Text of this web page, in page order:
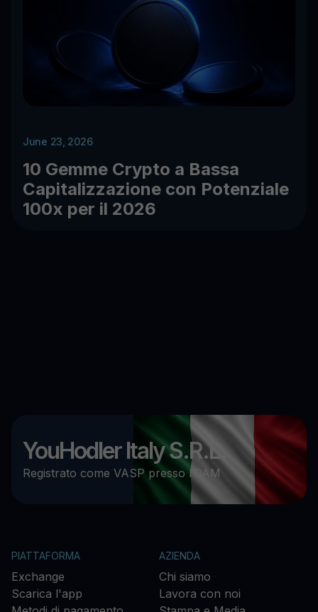
June 23, 2026
10 Gemme Crypto a Bassa
Capitalizzazione con Potenziale
100x per il 2026
YouHodler Italy S.R.L.
Registrato come VASP presso l’OAM
PIATTAFORMA
Exchange
Scarica l'app
AZIENDA
Chi siamo
Lavora con noi